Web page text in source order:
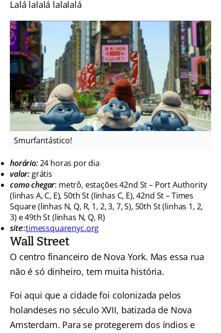
Lalá lalalá lalalalá
Smurfantástico!
horário:24 horas por dia
valor: grátis
como chegar: metrô, estações 42nd St – Port Authority
(linhas A, C, E), 50th St (linhas C, E), 42nd St – Times
Square (linhas N, Q, R, 1, 2, 3, 7, S), 50th St (linhas 1, 2,
3) e 49th St (linhas N, Q, R)
site::timessquarenyc.org
Wall Street
O centro financeiro de Nova York. Mas essa rua
não é só dinheiro, tem muita história.
Foi aqui que a cidade foi colonizada pelos
holandeses no século XVII, batizada de Nova
Amsterdam. Para se protegerem dos índios e